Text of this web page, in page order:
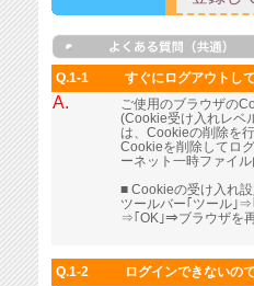
Q.1-1 すぐにログアウトし
A.
ご使用のブラウザの
(Cookie受け入れレベ
は、Cookieの削除を
Cookieを削除してロ
ーネット一時ファイ
■ Cookieの受け入れ
ツールバー｢ツール｣
⇒｢OK｣⇒ブラウザを
Q.1-2 ログインできないの